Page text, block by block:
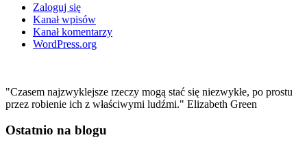
Zaloguj się
Kanał wpisów
Kanał komentarzy
WordPress.org
"Czasem najzwyklejsze rzeczy mogą stać się niezwykłe, po prostu
przez robienie ich z właściwymi ludźmi." Elizabeth Green
Ostatnio na blogu